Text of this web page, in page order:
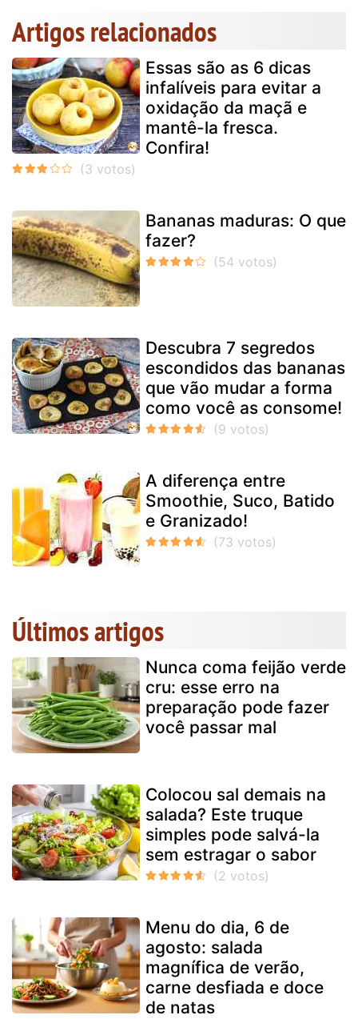
Artigos relacionados
Essas são as 6 dicas
infalíveis para evitar a
oxidação da maçã e
mantê-la fresca.
Confira!
Bananas maduras: O que
fazer?
Descubra 7 segredos
escondidos das bananas
que vão mudar a forma
como você as consome!
A diferença entre
Smoothie, Suco, Batido
e Granizado!
Últimos artigos
Nunca coma feijão verde
cru: esse erro na
preparação pode fazer
você passar mal
Colocou sal demais na
salada? Este truque
simples pode salvá-la
sem estragar o sabor
Menu do dia, 6 de
agosto: salada
magnífica de verão,
carne desfiada e doce
de natas